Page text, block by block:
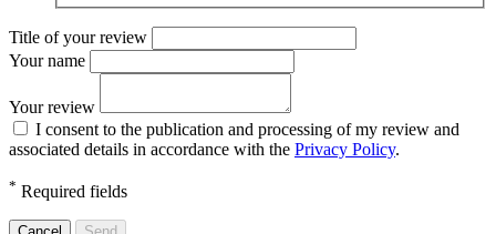
Title of your review
Your name
Your review
I consent to the publication and processing of my review and
associated details in accordance with the Privacy Policy.
* Required fields